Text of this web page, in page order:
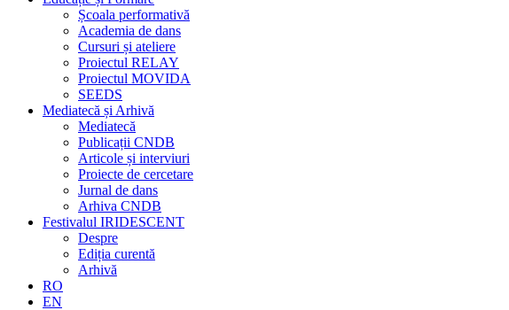
Școala performativă
Academia de dans
Cursuri și ateliere
Proiectul RELAY
Proiectul MOVIDA
SEEDS
Mediatecă și Arhivă
Mediatecă
Publicații CNDB
Articole și interviuri
Proiecte de cercetare
Jurnal de dans
Arhiva CNDB
Festivalul IRIDESCENT
Despre
Ediția curentă
Arhivă
RO
EN